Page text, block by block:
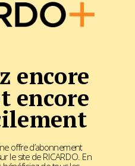
encore
encore
offre d’abonnement
le site de RICARDO. En